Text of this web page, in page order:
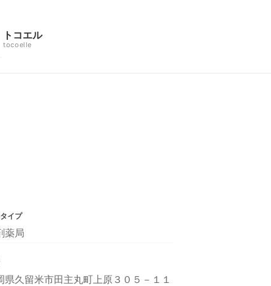
トコエル
tocoelle
イプ
薬局
県久留米市田主丸町上原３０５－１１